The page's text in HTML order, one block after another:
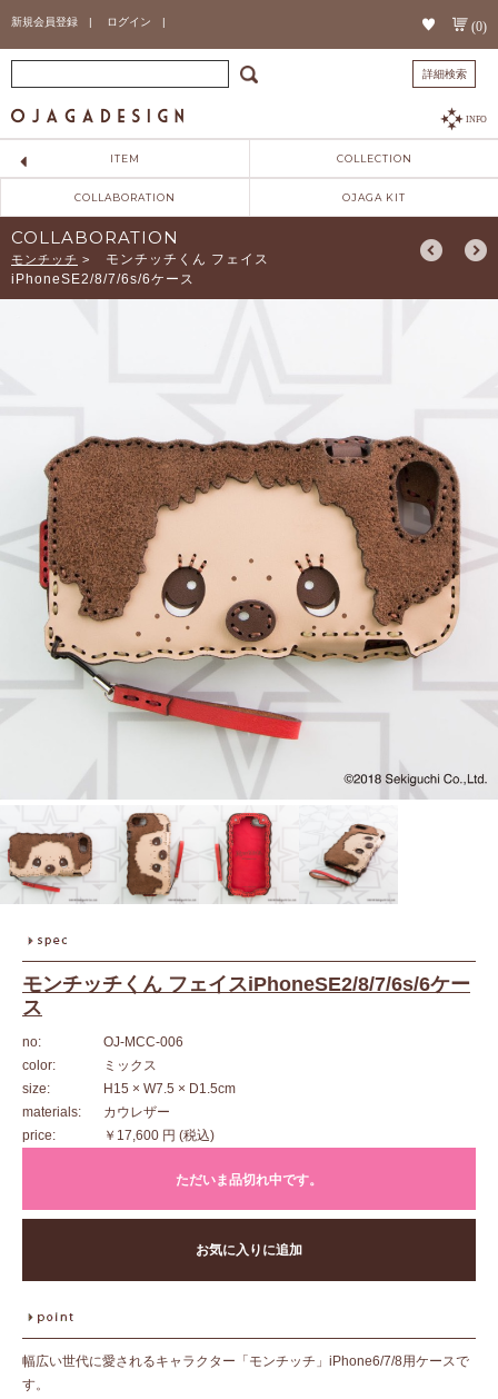
新規会員登録 | ログイン | (0)
詳細検索
INFO
ITEM COLLECTION
COLLABORATION OJAGA KIT
COLLABORATION
モンチッチ >
モンチッチくん フェイス
iPhoneSE2/8/7/6s/6ケース
モンチッチくん フェイスiPhoneSE2/8/7/6s/6ケー
ス
no:
OJ-MCC-006
color:
ミックス
size:
H15 × W7.5 × D1.5cm
materials:
カウレザー
price:
￥17,600 円 (税込)
ただいま品切れ中です。
お気に入りに追加
幅広い世代に愛されるキャラクター「モンチッチ」iPhone6/7/8用ケースで
す。